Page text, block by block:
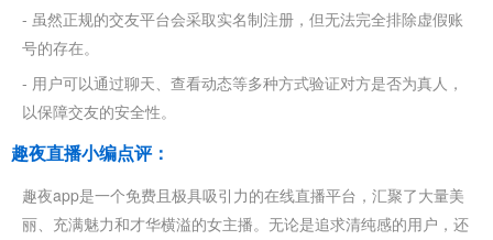
- 虽然正规的交友平台会采取实名制注册，但无法完全排除虚假账
号的存在。
- 用户可以通过聊天、查看动态等多种方式验证对方是否为真人，
以保障交友的安全性。
趣夜直播小编点评：
趣夜app是一个免费且极具吸引力的在线直播平台，汇聚了大量美
丽、充满魅力和才华横溢的女主播。无论是追求清纯感的用户，还